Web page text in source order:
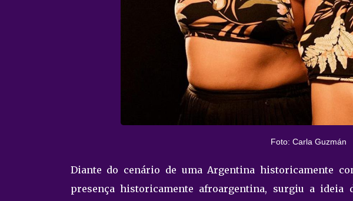
Foto: Carla Guzmán
Diante do cenário de uma Argentina historicamente
presença historicamente afroargentina, surgiu a